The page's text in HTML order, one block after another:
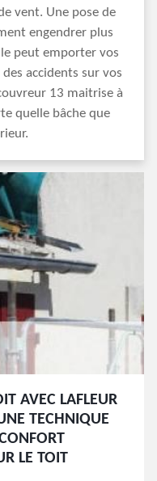
vent. Une pose de
engendrer plus
peut emporter vos
accidents sur vos
13 maitrise à
quelle bâche que
AVEC LAFLEUR
TECHNIQUE
LE TOIT